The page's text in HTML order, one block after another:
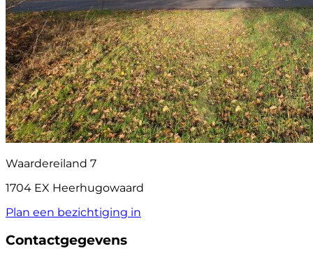
Waardereiland 7
1704 EX Heerhugowaard
Plan een bezichtiging in
Contactgegevens